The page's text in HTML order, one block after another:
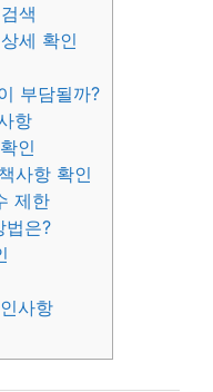
색
세 확인
부담될까?
항
인
사항 확인
제한
법은?
사항